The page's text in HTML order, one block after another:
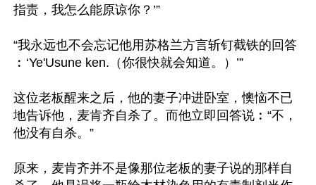
指责，我怎么能原谅你？’”
“我永远也不会忘记他用苏格兰方言斩钉截铁的回答
︰‘Ye'Usune ken.（你很快就会知道。）’”
这位老板醒来之后，他的妻子冲进卧室，懊恼不已
地告诉他，麦肯齐自杀了。而他立即回答说︰“不，
他没有自杀。”
原来，麦肯齐并不是像那位老板的妻子说的那样自